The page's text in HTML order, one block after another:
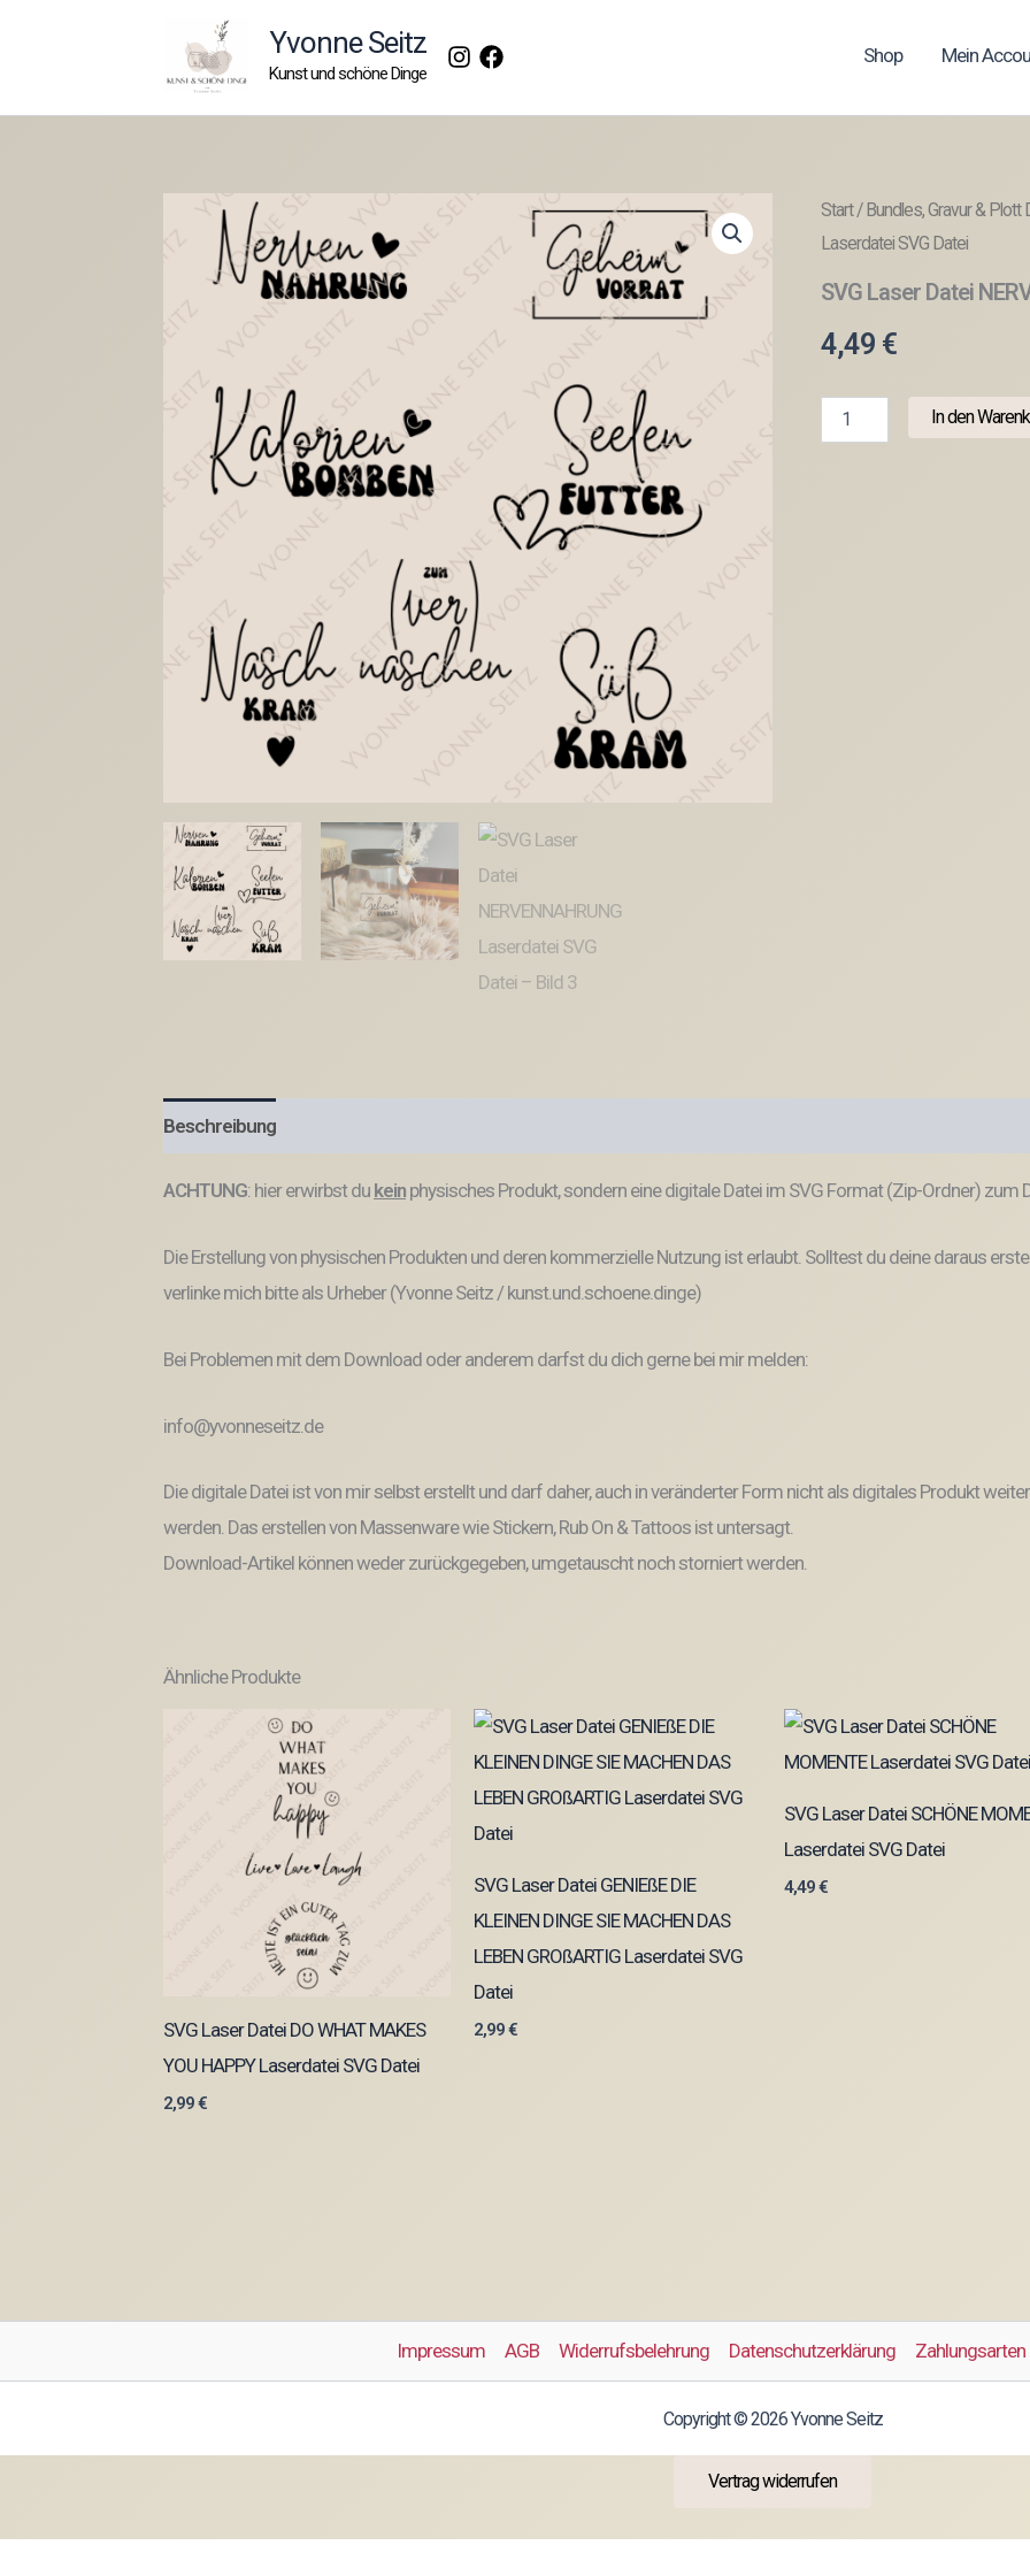
Yvonne Seitz
Kunst und schöne Dinge
Shop Mein
Start/Bundles, Gravur & Plott
Laserdatei SVG Datei
SVG Laser Datei
4,49 €
Laser
In den
Beschreibung
ACHTUNG: hier erwirbst du kein physisches Produkt, sondern eine digitale Datei im SVG Format (Zip-Ordner) zum
Die Erstellung von physischen Produkten und deren kommerzielle Nutzung ist erlaubt. Solltest du deine daraus
verlinke mich bitte als Urheber (Yvonne Seitz / kunst.und.schoene.dinge)
Bei Problemen mit dem Download oder anderem darfst du dich gerne bei mir melden:
info@yvonneseitz.de
Die digitale Datei ist von mir selbst erstellt und darf daher, auch in veränderter Form nicht als digitales Produkt
werden. Das erstellen von Massenware wie Stickern, Rub On & Tattoos ist untersagt.
Download-Artikel können weder zurückgegeben, umgetauscht noch storniert werden.
Ähnliche Produkte
SVG Laser Datei DO WHAT MAKES
YOU HAPPY Laserdatei SVG Datei
2,99€
SVG Laser Datei GENIEßE DIE
KLEINEN DINGE SIE MACHEN DAS
LEBEN GROßARTIG Laserdatei SVG
Datei
2,99€
SVG Laser Datei SCHÖNE
Laserdatei SVG Datei
4,49€
Impressum AGB Widerrufsbelehrung Datenschutzerklärung Zahlungsarten
Copyright © 2026 Yvonne Seitz
Vertrag widerrufen